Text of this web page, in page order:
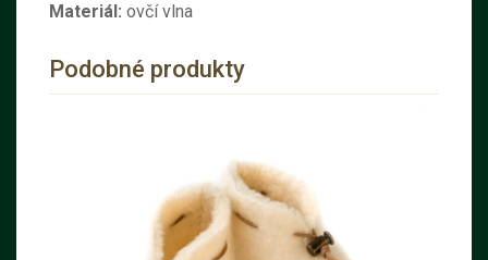
Materiál: ovčí vlna
Podobné produkty